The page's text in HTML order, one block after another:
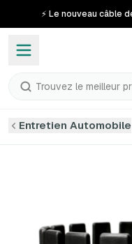
⚡ Le nouveau câble
Trouvez le meilleur
Entretien Automobile